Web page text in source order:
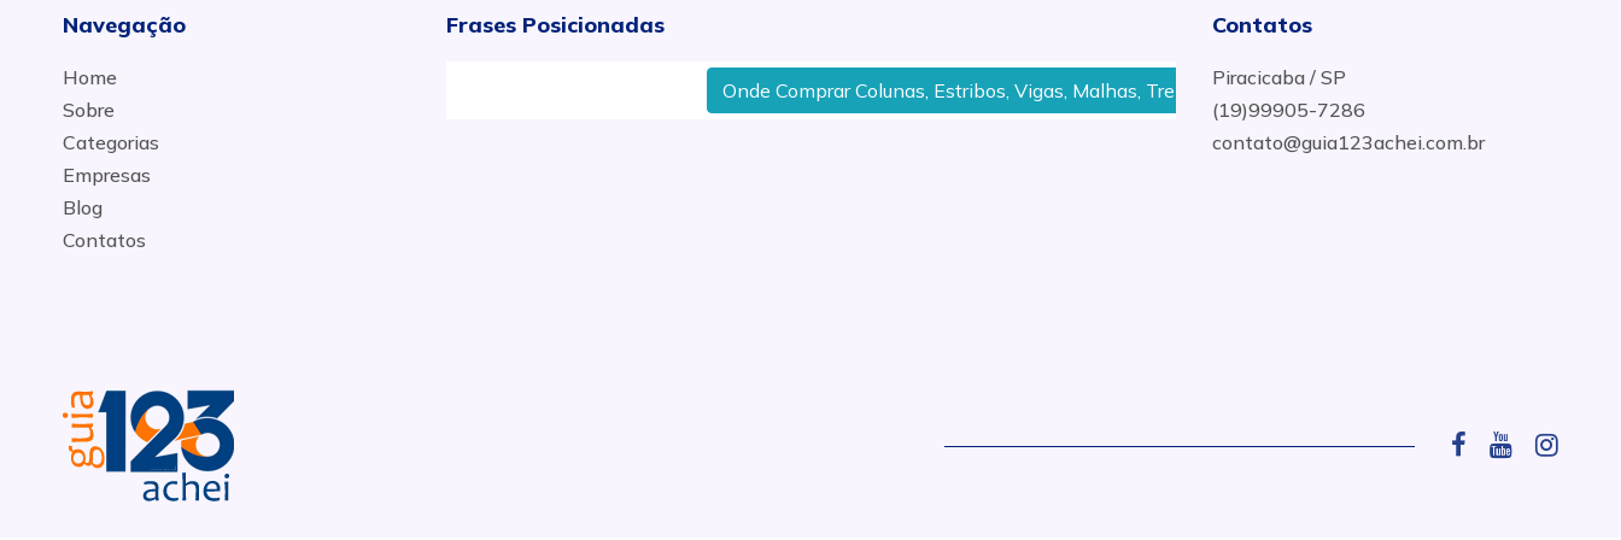
Navegação
Home
Sobre
Categorias
Empresas
Blog
Contatos
Frases Posicionadas
Onde Comprar Colunas, Estribos, Vigas, Malhas, Treliças, Arame, Prego para Construção Civil em Elias
Contatos
Piracicaba / SP
(19)99905-7286
contato@guia123achei.com.br